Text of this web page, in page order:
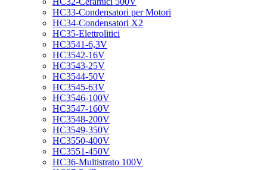
HC33-Condensatori per Motori
HC34-Condensatori X2
HC35-Elettrolitici
HC3541-6,3V
HC3542-16V
HC3543-25V
HC3544-50V
HC3545-63V
HC3546-100V
HC3547-160V
HC3548-200V
HC3549-350V
HC3550-400V
HC3551-450V
HC36-Multistrato 100V